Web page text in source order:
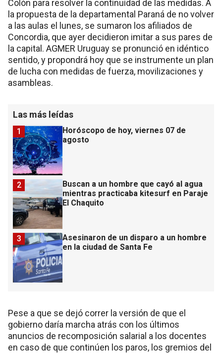
Colón para resolver la continuidad de las medidas. A
la propuesta de la departamental Paraná de no volver
a las aulas el lunes, se sumaron los afiliados de
Concordia, que ayer decidieron imitar a sus pares de
la capital. AGMER Uruguay se pronunció en idéntico
sentido, y propondrá hoy que se instrumente un plan
de lucha con medidas de fuerza, movilizaciones y
asambleas.
Las más leídas
Horóscopo de hoy, viernes 07 de
agosto
1
Buscan a un hombre que cayó al agua
mientras practicaba kitesurf en Paraje
El Chaquito
2
Asesinaron de un disparo a un hombre
en la ciudad de Santa Fe
3
Pese a que se dejó correr la versión de que el
gobierno daría marcha atrás con los últimos
anuncios de recomposición salarial a los docentes
en caso de que continúen los paros, los gremios del